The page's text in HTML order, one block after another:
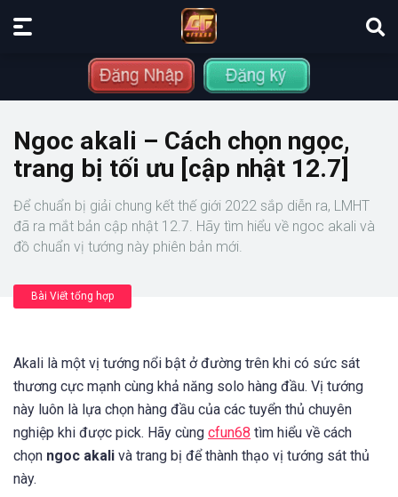
Ngoc akali – Cách chọn ngọc,
trang bị tối ưu [cập nhật 12.7]
Để chuẩn bị giải chung kết thế giới 2022 sắp diễn ra, LMHT
đã ra mắt bản cập nhật 12.7. Hãy tìm hiểu về ngoc akali và
đồ chuẩn vị tướng này phiên bản mới.
Bài Viết tổng hợp
Akali là một vị tướng nổi bật ở đường trên khi có sức sát
thương cực mạnh cùng khả năng solo hàng đầu. Vị tướng
này luôn là lựa chọn hàng đầu của các tuyển thủ chuyên
nghiệp khi được pick. Hãy cùng cfun68 tìm hiểu về cách
chọn ngoc akali và trang bị để thành thạo vị tướng sát thủ
này.